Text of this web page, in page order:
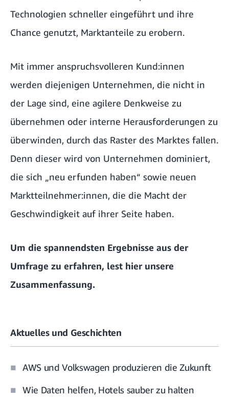
Technologien schneller eingeführt und ihre
Chance genutzt, Marktanteile zu erobern.
Mit immer anspruchsvolleren Kund:innen
werden diejenigen Unternehmen, die nicht in
der Lage sind, eine agilere Denkweise zu
übernehmen oder interne Herausforderungen zu
überwinden, durch das Raster des Marktes fallen.
Denn dieser wird von Unternehmen dominiert,
die sich „neu erfunden haben“ sowie neuen
Marktteilnehmer:innen, die die Macht der
Geschwindigkeit auf ihrer Seite haben.
Um die spannendsten Ergebnisse aus der
Umfrage zu erfahren, lest hier unsere
Zusammenfassung.
Aktuelles und Geschichten
AWS und Volkswagen produzieren die Zukunft
Wie Daten helfen, Hotels sauber zu halten